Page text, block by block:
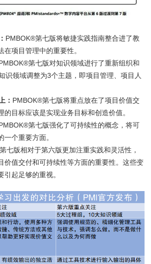
PMBOK®第七版将敏捷实践指南整合进了教
在项目管理中的重要性。
第七版对知识领域进行了重新组织和
识领域调整为3个主题，即项目管理、项目人
： PMBOK®第七版将重点放在了项目价值交
的目标应该是实现业务目标和创造价值。
第七版强化了可持续性的概念，将可
一个重要方面。
七版相对于第六版更加注重实践和灵活性，
价值交付和可持续性等方面的重要性。这些变
引起足够的重视。